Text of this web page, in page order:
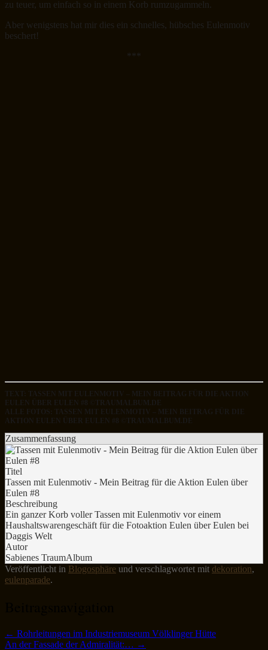
zu teuer, um einfach so in einem Korb rumzugammeln.
Aber wenigstens hat mir dies ein schnelles, hübsches Eulenmotiv
beschert!
***
TEXT: TASSEN MIT EULENMOTIV – MEIN BEITRAG FÜR DIE AKTION
EULEN ÜBER EULEN #8 ©TRAUMALBUM.DE
ALLE FOTOS: TASSEN MIT EULENMOTIV – MEIN BEITRAG FÜR DIE
AKTION EULEN ÜBER EULEN #8 ©TRAUMALBUM.DE
Zusammenfassung
Titel
Tassen mit Eulenmotiv - Mein Beitrag für die Aktion Eulen über
Eulen #8
Beschreibung
Ein ganzer Korb voller Tassen mit Eulenmotiv vor einem
Haushaltswarengeschäft für die Fotoaktion Eulen über Eulen bei
Daggis Welt
Autor
Sabienes TraumAlbum
Veröffentlicht in Blogosphäre und verschlagwortet mit dekoration,
eulenparade.
← Rohrleitungen im Industriemuseum Völklinger Hütte
An der Fassade der Admiralität:… →